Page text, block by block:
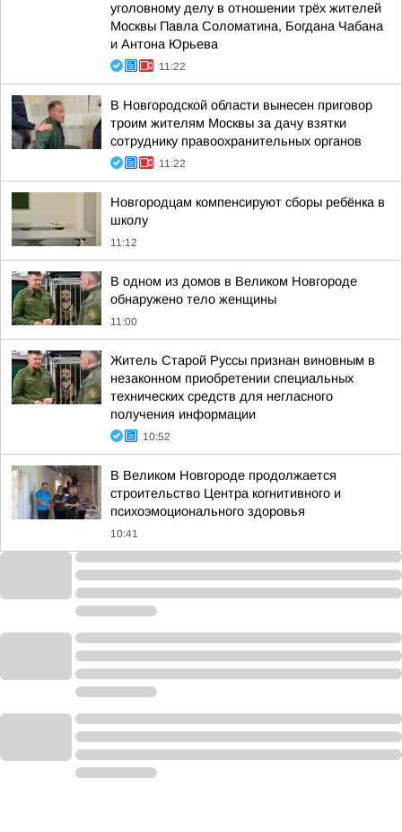
уголовному делу в отношении трёх жителей
Москвы Павла Соломатина, Богдана Чабана
и Антона Юрьева
11:22
В Новгородской области вынесен приговор
троим жителям Москвы за дачу взятки
сотруднику правоохранительных органов
11:22
Новгородцам компенсируют сборы ребёнка в
школу
11:12
В одном из домов в Великом Новгороде
обнаружено тело женщины
11:00
Житель Старой Руссы признан виновным в
незаконном приобретении специальных
технических средств для негласного
получения информации
10:52
В Великом Новгороде продолжается
строительство Центра когнитивного и
психоэмоционального здоровья
10:41